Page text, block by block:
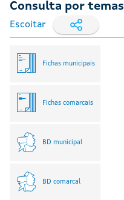
Consulta por temas
Escoitar
Fichas municipais
Fichas comarcais
BD municipal
BD comarcal